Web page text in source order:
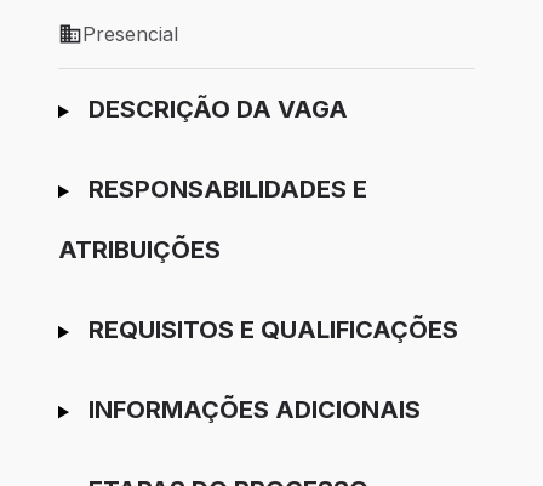
Modelo de trabalho: Presencial
Presencial
Ir para candidatura
DESCRIÇÃO DA VAGA
RESPONSABILIDADES E
ATRIBUIÇÕES
REQUISITOS E QUALIFICAÇÕES
INFORMAÇÕES ADICIONAIS